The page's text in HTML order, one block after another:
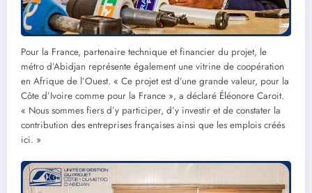
Pour la France, partenaire technique et financier du projet, le
métro d’Abidjan représente également une vitrine de coopération
en Afrique de l’Ouest. « Ce projet est d’une grande valeur, pour la
Côte d’Ivoire comme pour la France », a déclaré Éléonore Caroit.
« Nous sommes fiers d’y participer, d’y investir et de constater la
contribution des entreprises françaises ainsi que les emplois créés
ici. »